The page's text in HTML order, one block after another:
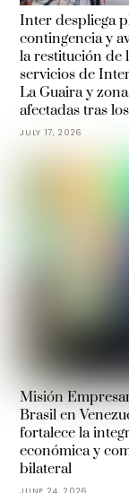
Inter despliega
contingencia y
la restitución de
servicios de
La Guaira y
afectadas tras
JULY 17, 2026
Misión
Brasil en
fortalece la
económica y
bilateral